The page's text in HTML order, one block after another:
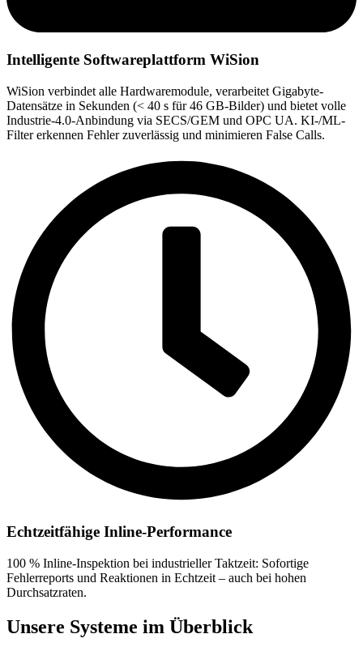
Intelligente Softwareplattform WiSion
WiSion verbindet alle Hardwaremodule, verarbeitet Gigabyte-
Datensätze in Sekunden (< 40 s für 46 GB-Bilder) und bietet volle
Industrie-4.0-Anbindung via SECS/GEM und OPC UA. KI-/ML-
Filter erkennen Fehler zuverlässig und minimieren False Calls.
Echtzeitfähige Inline-Performance
100 % Inline-Inspektion bei industrieller Taktzeit: Sofortige
Fehlerreports und Reaktionen in Echtzeit – auch bei hohen
Durchsatzraten.
Unsere Systeme im Überblick